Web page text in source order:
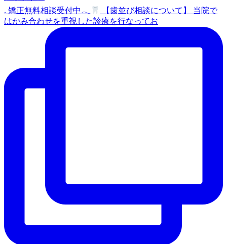
. 矯正無料相談受付中𓂃
【歯並び相談について】 当院で
はかみ合わせを重視した診療を行なってお